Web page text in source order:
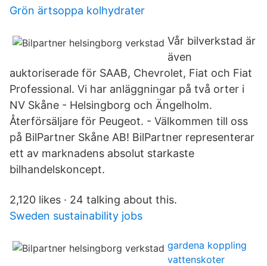
Grön ärtsoppa kolhydrater
Vår bilverkstad är
även
auktoriserade för SAAB, Chevrolet, Fiat och Fiat
Professional. Vi har anläggningar på två orter i
NV Skåne - Helsingborg och Ängelholm.
Återförsäljare för Peugeot. - Välkommen till oss
på BilPartner Skåne AB! BilPartner representerar
ett av marknadens absolut starkaste
bilhandelskoncept.
2,120 likes · 24 talking about this.
Sweden sustainability jobs
gardena koppling
vattenskoter